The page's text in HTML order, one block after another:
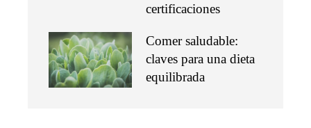
certificaciones
Comer saludable:
claves para una dieta
equilibrada